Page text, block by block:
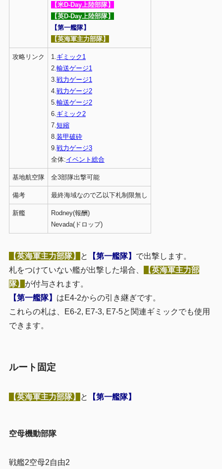
【米D-Day上陸部隊】
【英D-Day上陸部隊】
【第一艦隊】
【英海軍主力部隊】
攻略リンク 1. ギミック1
2. 輸送ゲージ1
3. 戦力ゲージ1
4. 戦力ゲージ2
5. 輸送ゲージ2
6. ギミック2
7. 短縮
8. 装甲破砕
9. 戦力ゲージ3
全体:イベント総合
基地航空隊 全3部隊出撃可能
備考 最終海域なので乙以下札制限無し
新艦
Rodney(報酬)
Nevada(ドロップ)
【英海軍主力部隊】 と 【第一艦隊】 で出撃します。
札をつけていない艦が出撃した場合、
【英海軍主力部
隊】 が付与されます。
【第一艦隊】 はE4-2からの引き継ぎです。
これらの札は、E6-2, E7-3, E7-5と関連ギミックでも使用
できます。
ルート固定
【英海軍主力部隊】 と 【第一艦隊】
空母機動部隊
戦艦2空母2自由2